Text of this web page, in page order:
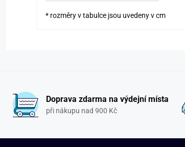
* rozměry v tabulce jsou uvedeny v cm
Doprava zdarma na výdejní místa
při nákupu nad 900 Kč